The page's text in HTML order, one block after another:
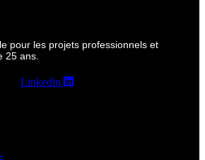
pour les projets professionnels et
25 ans.
Linkedin